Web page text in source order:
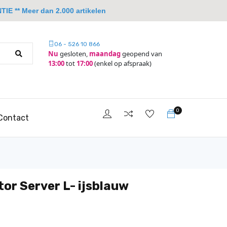
06 - 526 10 866
Nu gesloten, maandaggeopend van
13:00tot 17:00(enkel op afspraak)
0
Server L- ijsblauw
** Meer dan 2.000 artikelen